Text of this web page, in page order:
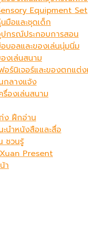
Equipment Set
มือและชุดเด็ก
กรณ์ประกอบการสอน
บอลและของเล่นนุ่มนิ่ม
งเล่นสนาม
อร์นิเจอร์และของตกแต่
กลางแจ้ง
รื่องเล่นสนาม
ง ฝึกอ่าน
ะนำหนังสือและสื่อ
ชวนรู้
Present
า